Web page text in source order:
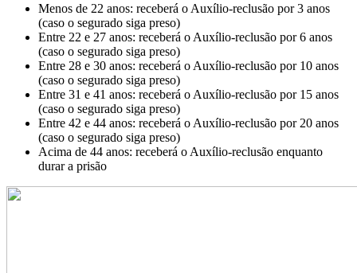
Menos de 22 anos: receberá o Auxílio-reclusão por 3 anos
(caso o segurado siga preso)
Entre 22 e 27 anos: receberá o Auxílio-reclusão por 6 anos
(caso o segurado siga preso)
Entre 28 e 30 anos: receberá o Auxílio-reclusão por 10 anos
(caso o segurado siga preso)
Entre 31 e 41 anos: receberá o Auxílio-reclusão por 15 anos
(caso o segurado siga preso)
Entre 42 e 44 anos: receberá o Auxílio-reclusão por 20 anos
(caso o segurado siga preso)
Acima de 44 anos: receberá o Auxílio-reclusão enquanto
durar a prisão